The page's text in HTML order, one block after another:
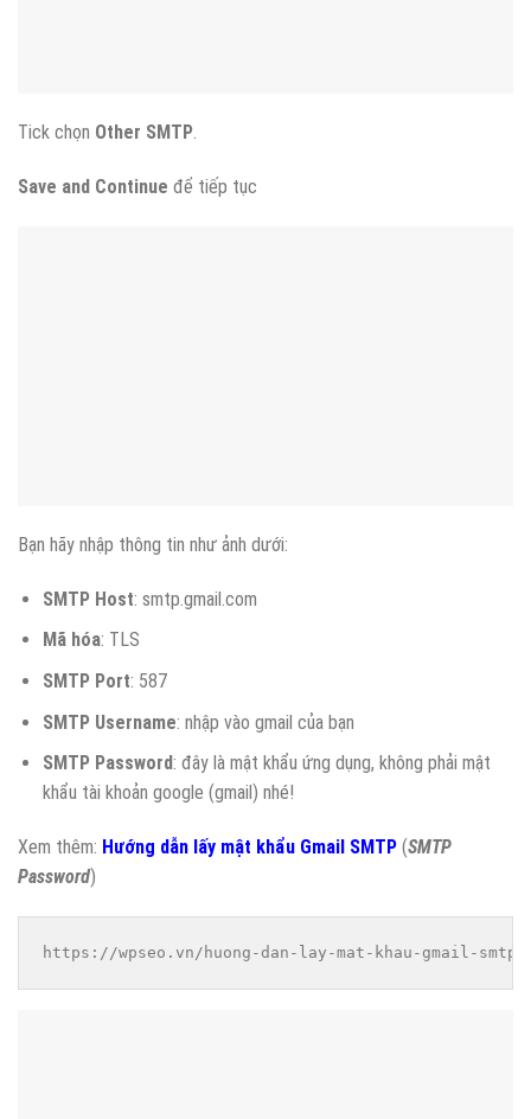
Tick chọn Other SMTP.
Save and Continue để tiếp tục
Bạn hãy nhập thông tin như ảnh dưới:
SMTP Host: smtp.gmail.com
Mã hóa: TLS
SMTP Port: 587
SMTP Username: nhập vào gmail của bạn
SMTP Password: đây là mật khẩu ứng dụng, không phải mật
khẩu tài khoản google (gmail) nhé!
Xem thêm: Hướng dẫn lấy mật khẩu Gmail SMTP (SMTP
Password)
https://wpseo.vn/huong-dan-lay-mat-khau-gmail-smtp/